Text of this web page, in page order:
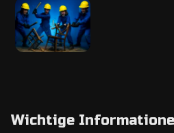
Wichtige